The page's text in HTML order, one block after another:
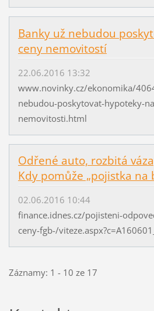
Banky už nebudou
ceny nemovitostí
22.06.2016 13:32
www.novinky.cz/ekonomika/
nebudou-poskytovat-hypoteky-
nemovitosti.html
Odřené auto, rozbitá
Kdy pomůže „pojistka na
02.06.2016 10:44
finance.idnes.cz/pojisteni-
ceny-fgb-/
Záznamy: 1 - 10 ze 17